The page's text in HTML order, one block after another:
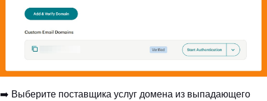
➡️ Выберите поставщика услуг домена из выпадающего